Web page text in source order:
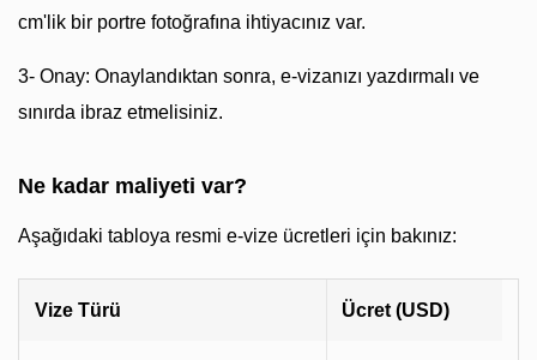
cm'lik bir portre fotoğrafına ihtiyacınız var.
3- Onay: Onaylandıktan sonra, e-vizanızı yazdırmalı ve
sınırda ibraz etmelisiniz.
Ne kadar maliyeti var?
Aşağıdaki tabloya resmi e-vize ücretleri için bakınız:
Vize Türü Ücret (USD)